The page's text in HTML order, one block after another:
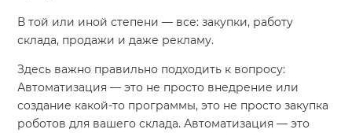
В той или иной степени — все: закупки, работу
склада, продажи и даже рекламу.
Здесь важно правильно подходить к вопросу:
Автоматизация — это не просто внедрение или
создание какой-то программы, это не просто закупка
роботов для вашего склада. Автоматизация — это